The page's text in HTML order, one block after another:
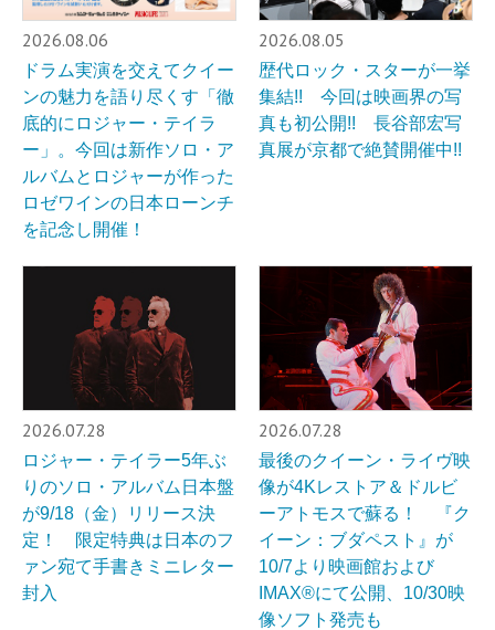
2026.08.06
ドラム実演を交えてクイー
ンの魅力を語り尽くす「徹
底的にロジャー・テイラ
ー」。今回は新作ソロ・ア
ルバムとロジャーが作った
ロゼワインの日本ローンチ
を記念し開催！
2026.08.05
歴代ロック・スターが一挙
集結!! 今回は映画界の写
真も初公開!! 長谷部宏写
真展が京都で絶賛開催中!!
2026.07.28
ロジャー・テイラー5年ぶ
りのソロ・アルバム日本盤
が9/18（金）リリース決
定！ 限定特典は日本のフ
ァン宛て手書きミニレター
封入
2026.07.28
最後のクイーン・ライヴ映
像が4Kレストア＆ドルビ
ーアトモスで蘇る！ 『ク
イーン：ブダペスト』が
10/7より映画館および
IMAX®︎にて公開、10/30映
像ソフト発売も